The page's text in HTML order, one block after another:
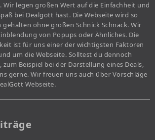
Wir legen großen Wert auf die Einfachheit und
bei Dealgott hast. Die Webseite wird so
ohne großen Schnick Schnack. Wir
von Popups oder Ähnliches. Die
ist für uns einer der wichtigsten Faktoren
um die Webseite. Solltest du dennoch
Beispiel bei der Darstellung eines Deals,
gerne. Wir freuen uns auch über Vorschläge
Webseite.